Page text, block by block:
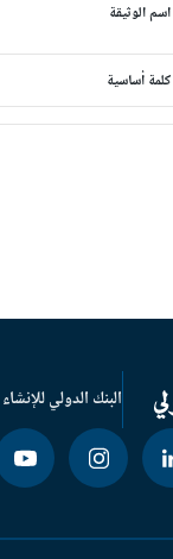
اسم الوثيقة
كلمة أساسية
البنك الدولي